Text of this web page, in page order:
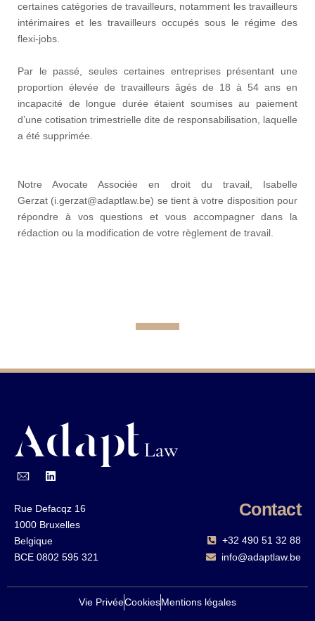
certaines catégories de travailleurs, notamment les travailleurs
intérimaires et les travailleurs occupés sous le régime des
flexi-jobs.​
Par le passé, seules certaines entreprises présentant une
proportion élevée de travailleurs âgés de 18 à 54 ans en
incapacité de longue durée étaient soumises au paiement
d’une cotisation trimestrielle dite de responsabilisation, laquelle
a été supprimée.
Notre Avocate Associée en droit du travail, Isabelle
Gerzat (i.gerzat@adaptlaw.be) se tient à votre disposition pour
répondre à vos questions et vous accompagner dans la
rédaction ou la modification de votre règlement de travail.
Rue Defacqz 16
1000 Bruxelles
Belgique
BCE 0802 595 321
Contact
+32 490 51 32 88‬
info@adaptlaw.be
Vie PrivéeCookiesMentions légales